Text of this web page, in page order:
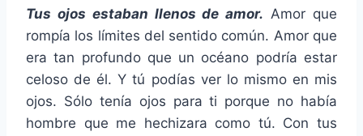
Tus ojos estaban llenos de amor. Amor que
rompía los límites del sentido común. Amor que
era tan profundo que un océano podría estar
celoso de él. Y tú podías ver lo mismo en mis
ojos. Sólo tenía ojos para ti porque no había
hombre que me hechizara como tú. Con tus